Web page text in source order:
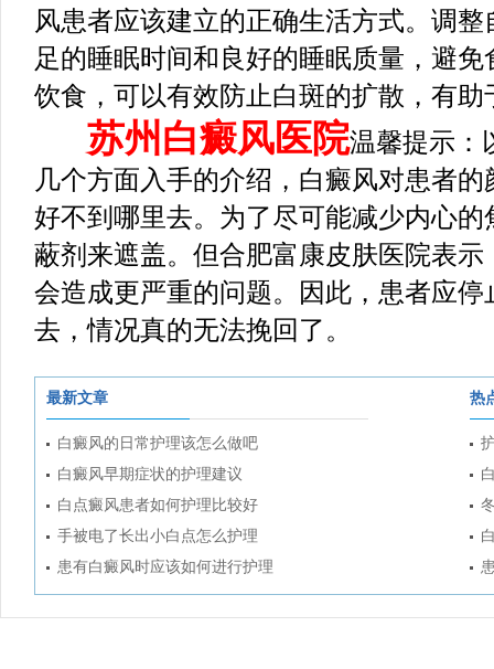
风患者应该建立的正确生活方式。调
足的睡眠时间和良好的睡眠质量，避
饮食，可以有效防止白斑的扩散，有
苏州白癜风医院温馨提示：
几个方面入手的介绍，白癜风对患者
好不到哪里去。为了尽可能减少内心
蔽剂来遮盖。但合肥富康皮肤医院表
会造成更严重的问题。因此，患者应
去，情况真的无法挽回了。
最新文章
白癜风的日常护理该怎么做吧
白癜风早期症状的护理建议
白点癜风患者如何护理比较好
手被电了长出小白点怎么护理
患有白癜风时应该如何进行护理
热